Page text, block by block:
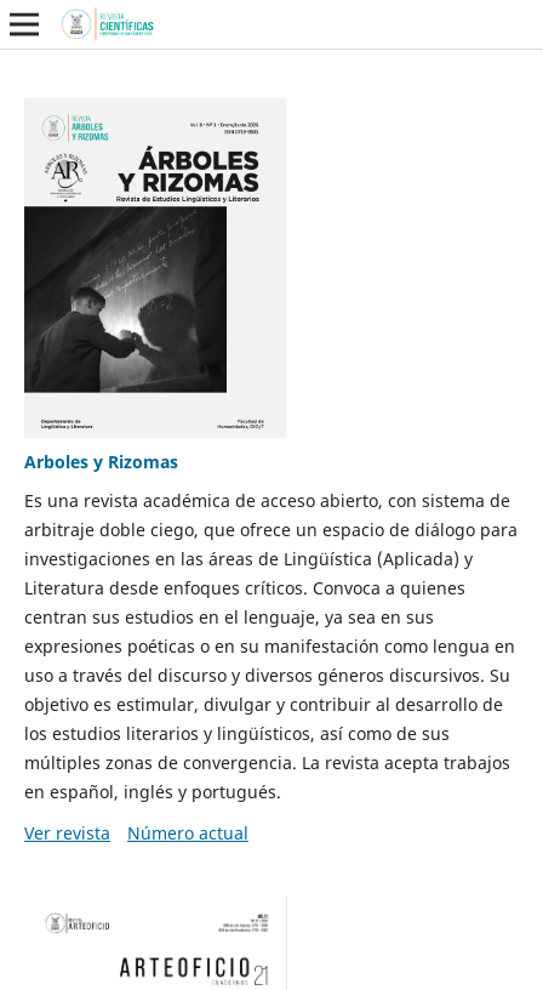
Arboles y Rizomas
Es una revista académica de acceso abierto, con sistema de
arbitraje doble ciego, que ofrece un espacio de diálogo para
investigaciones en las áreas de Lingüística (Aplicada) y
Literatura desde enfoques críticos. Convoca a quienes
centran sus estudios en el lenguaje, ya sea en sus
expresiones poéticas o en su manifestación como lengua en
uso a través del discurso y diversos géneros discursivos. Su
objetivo es estimular, divulgar y contribuir al desarrollo de
los estudios literarios y lingüísticos, así como de sus
múltiples zonas de convergencia. La revista acepta trabajos
en español, inglés y portugués.
Ver revista
Número actual